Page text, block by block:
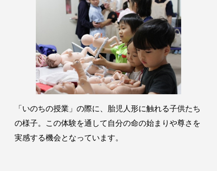
「いのちの授業」の際に、胎児人形に触れる子供たち
の様子。この体験を通して自分の命の始まりや尊さを
実感する機会となっています。